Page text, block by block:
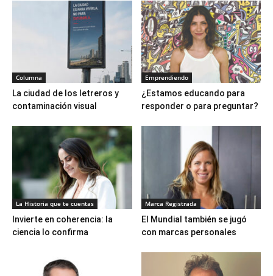
Columna
La ciudad de los letreros y
contaminación visual
Emprendiendo
¿Estamos educando para
responder o para preguntar?
La Historia que te cuentas
Invierte en coherencia: la
ciencia lo confirma
Marca Registrada
El Mundial también se jugó
con marcas personales